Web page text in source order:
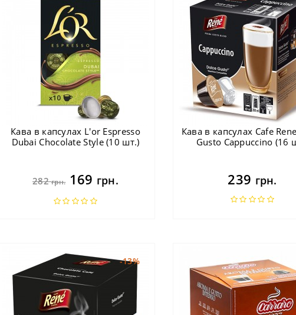
Кава в капсулах L'or Espresso
Dubai Chocolate Style (10 шт.)
282грн.169 грн.
Кава в капсулах Cafe
Gusto Cappuccino (16
239 грн.
-13%